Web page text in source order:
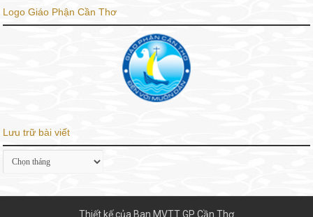
Logo Giáo Phận Cần Thơ
Lưu trữ bài viết
Lưu
trữ
Thiết kế của Ban MVTT GP Cần Thơ